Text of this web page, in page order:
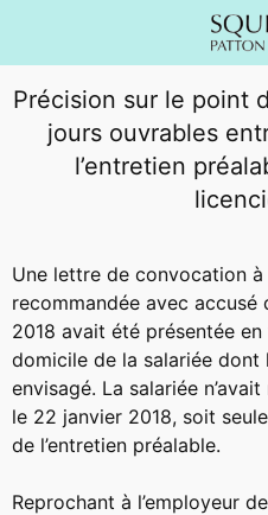
Précision sur le point
jours ouvrables
l’entretien
Une lettre de convocation
recommandée avec
2018 avait été présentée
domicile de la salariée dont
envisagé. La salariée
le 22 janvier 2018, soit
de l’entretien préalable.
Reprochant à l’employeur